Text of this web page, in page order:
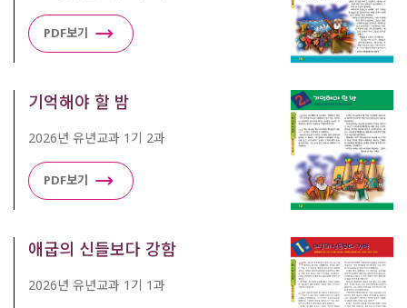
PDF보기
기억해야 할 밤
2026년 유년교과 1기 2과
PDF보기
애굽의 신들보다 강함
2026년 유년교과 1기 1과